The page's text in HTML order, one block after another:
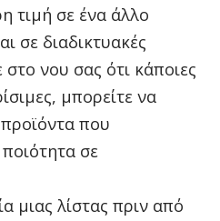
τιμή σε ένα άλλο
σε διαδικτυακές
νου σας ότι κάποιες
μπορείτε να
προϊόντα που
σε
μιας λίστας πριν από